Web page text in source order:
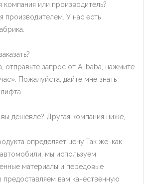
компания или производитель?
производителем. У нас есть
отправьте запрос от Alibaba, нажмите
Пожалуйста, дайте мне знать
дешевле? Другая компания ниже,
определяет цену.Так же, как
мы используем
материалы и передовые
предоставляем вам качественную